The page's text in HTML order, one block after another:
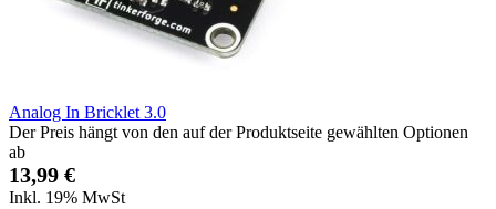
Analog In Bricklet 3.0
Der Preis hängt von den auf der Produktseite gewählten Optionen
ab
13,99 €
Inkl. 19% MwSt